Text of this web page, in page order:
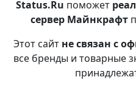
Status.Ru поможет
сервер Майнкрафт
Этот сайт не связан с
все бренды и товарные